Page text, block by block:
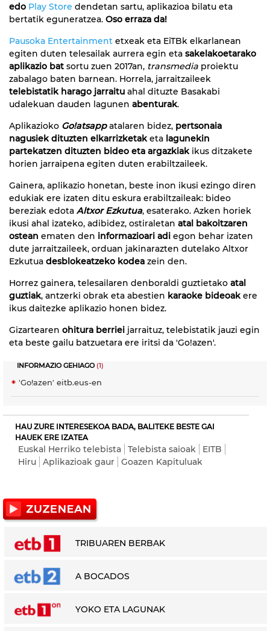
edo Play Store dendetan sartu, aplikazioa bilatu eta
bertatik eguneratzea. Oso erraza da!
Pausoka Entertainment etxeak eta EiTBk elkarlanean
egiten duten telesailak aurrera egin eta sakelakoetarako
aplikazio bat sortu zuen 2017an, transmedia proiektu
zabalago baten barnean. Horrela, jarraitzaileek
telebistatik harago jarraitu ahal dituzte Basakabi
udalekuan dauden lagunen abenturak.
Aplikazioko Go!atsappatalaren bidez, pertsonaia
nagusiek dituzten elkarrizketaketa lagunekin
partekatzen dituzten bideo eta argazkiakikus ditzakete
horien jarraipena egiten duten erabiltzaileek.
Gainera, aplikazio honetan, beste inon ikusi ezingo diren
edukiak ere izaten ditu eskura erabiltzaileak: bideo
bereziak edota Altxor Ezkutua, esaterako. Azken horiek
ikusi ahal izateko, adibidez, ostiraletan atal bakoitzaren
ostean ematen den informazioari adi egon behar izaten
dute jarraitzaileek, orduan jakinarazten dutelako Altxor
Ezkutua desblokeatzeko kodea zein den.
Horrez gainera, telesailaren denboraldi guztietako atal
guztiak, antzerki obrak eta abestien karaoke bideoakere
ikus daitezke aplikazio honen bidez.
Gizartearen ohitura berriei jarraituz, telebistatik jauzi egin
eta beste gailu batzuetara ere iritsi da 'Go!azen'.
INFORMAZIO GEHIAGO(1)
'Go!azen' eitb.eus-en
HAU ZURE INTERESEKOA BADA, BALITEKE BESTE GAI
HAUEK ERE IZATEA
Euskal Herriko telebista Telebista saioak
EITB
Hiru
Aplikazioak gaur Goazen Kapituluak
TRIBUAREN BERBAK
A BOCADOS
YOKO ETA LAGUNAK